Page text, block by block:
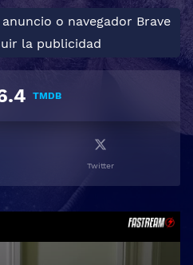
o navegador Brave
la publicidad
TMDB
Twitter